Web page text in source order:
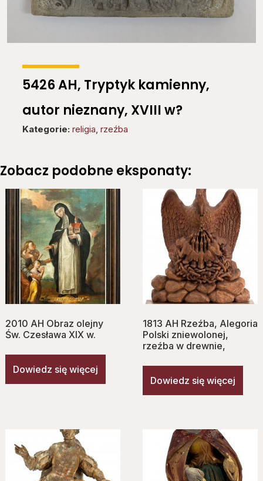
5426 AH, Tryptyk kamienny,
autor nieznany, XVIII w?
Kategorie: religia, rzeźba
Zobacz podobne eksponaty:
2010 AH Obraz olejny
Św. Czesława XIX w.
Dowiedz się więcej
1813 AH Rzeźba, Alegoria
Polski zniewolonej,
rzeźba w drewnie,
Dowiedz się więcej